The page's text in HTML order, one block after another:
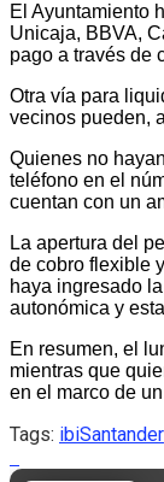
El Ayuntamiento
Unicaja, BBVA,
pago a través de
Otra vía para
vecinos pueden,
Quienes no
teléfono en el
cuentan con un
La apertura del
de cobro flexible
haya ingresado
autonómica y
En resumen, el
mientras que
en el marco de
Tags: ibiSantander